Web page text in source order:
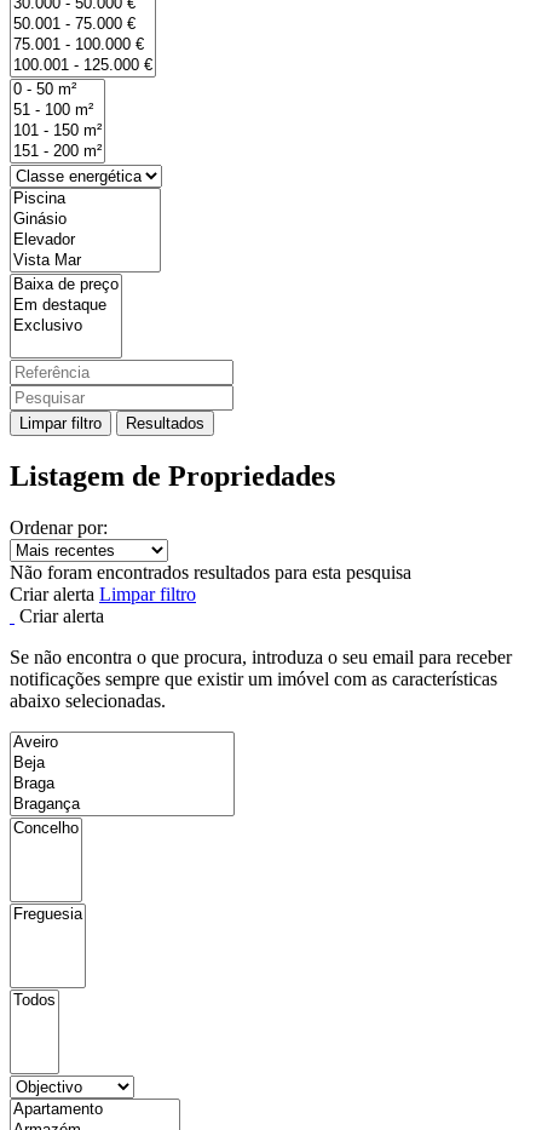
Limpar filtro Resultados
Listagem de Propriedades
Ordenar por:
Não foram encontrados resultados para esta pesquisa
Criar alerta Limpar filtro
Criar alerta
Se não encontra o que procura, introduza o seu email para receber
notificações sempre que existir um imóvel com as características
abaixo selecionadas.